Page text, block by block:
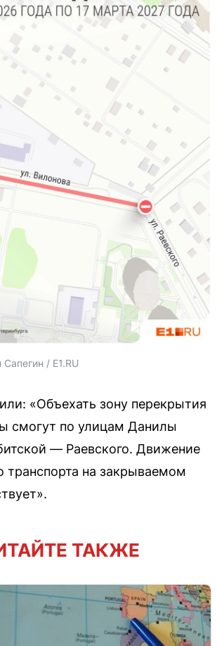
/ E1.RU
«Объехать зону перекрытия
смогут по улицам Данилы
— Раевского. Движение
транспорта на закрываемом
ТАКЖЕ